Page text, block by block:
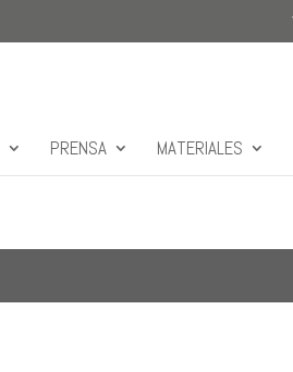
PRENSA MATERIALES